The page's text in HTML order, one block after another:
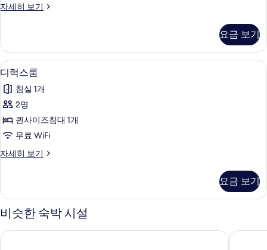
진
두
보
기
자세히 보기
프
룸
자
세
히
보
기
요금 보기
디
럭
스
룸
사
모
보
기
7
디럭스룸
침실 1개
2명
퀸사이즈침대 1개
무료 WiFi
자세히 보기
디
자
세
히
기
요금 보기
비슷한 숙박 시설
리샨 빌리지 레지던시스 오키드